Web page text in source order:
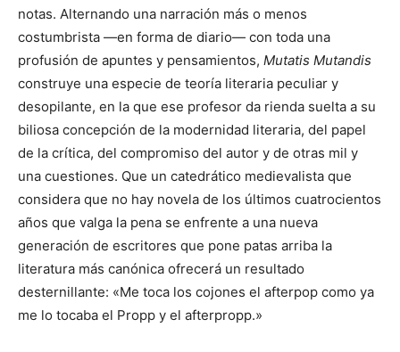
notas. Alternando una narración más o menos
costumbrista —en forma de diario— con toda una
profusión de apuntes y pensamientos, Mutatis Mutandis
construye una especie de teoría literaria peculiar y
desopilante, en la que ese profesor da rienda suelta a su
biliosa concepción de la modernidad literaria, del papel
de la crítica, del compromiso del autor y de otras mil y
una cuestiones. Que un catedrático medievalista que
considera que no hay novela de los últimos cuatrocientos
años que valga la pena se enfrente a una nueva
generación de escritores que pone patas arriba la
literatura más canónica ofrecerá un resultado
desternillante: «Me toca los cojones el afterpop como ya
me lo tocaba el Propp y el afterpropp.»